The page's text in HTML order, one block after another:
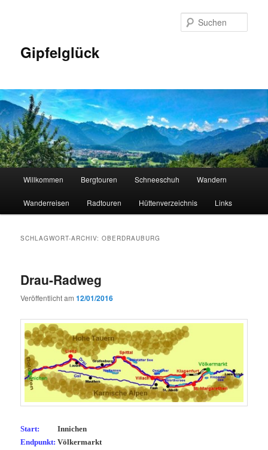
Gipfelglück
Willkommen Bergtouren Schneeschuh Wandern
Wanderreisen Radtouren Hüttenverzeichnis Links
SCHLAGWORT-ARCHIV:OBERDRAUBURG
Drau-Radweg
Veröffentlicht am12/01/2016
Start:
Innichen
Endpunkt: Völkermarkt